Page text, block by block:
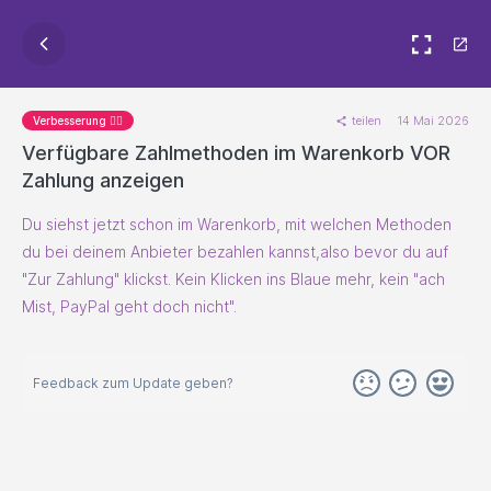
Verbesserung 🐱‍🏍 teilen 14 Mai 2026
Verfügbare Zahlmethoden im Warenkorb VOR
Zahlung anzeigen
Du siehst jetzt schon im Warenkorb, mit welchen Methoden
du bei deinem Anbieter bezahlen kannst,also bevor du auf
"Zur Zahlung" klickst. Kein Klicken ins Blaue mehr, kein "ach
Mist, PayPal geht doch nicht".
Feedback zum Update geben?